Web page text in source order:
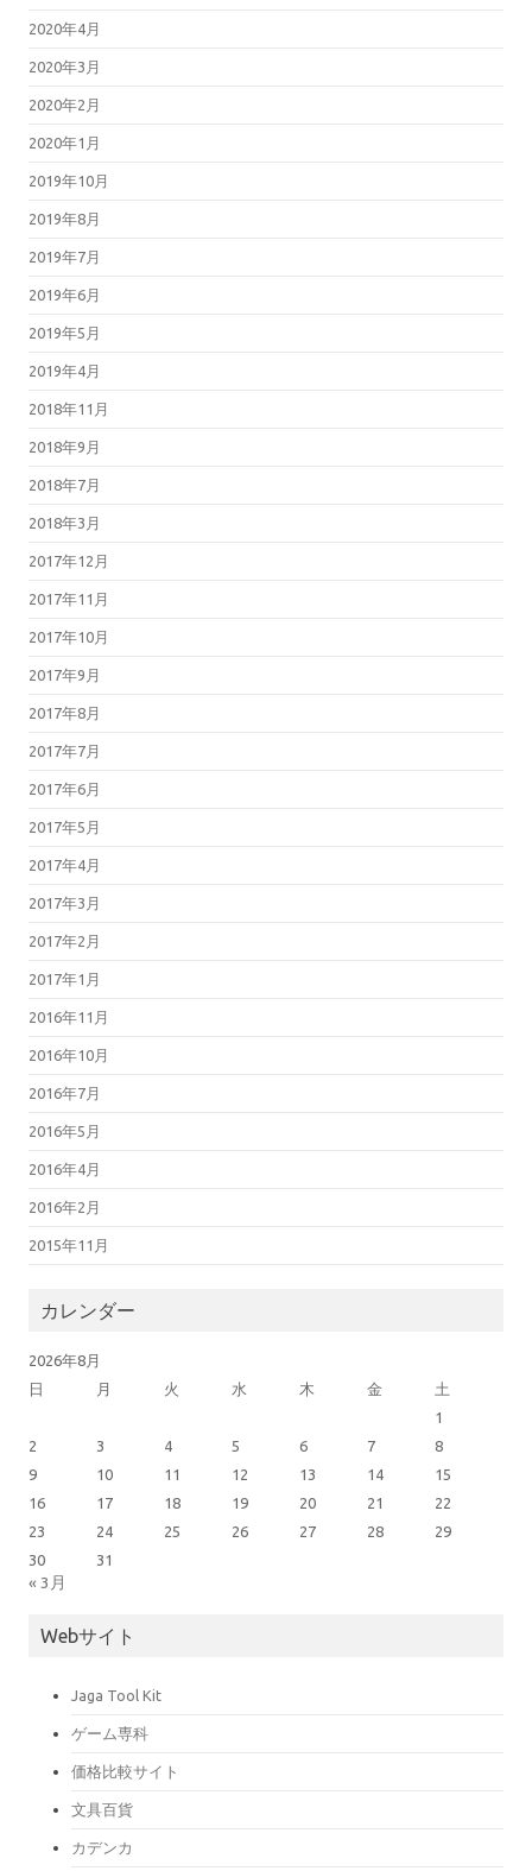
2020年4月
2020年3月
2020年2月
2020年1月
2019年10月
2019年8月
2019年7月
2019年6月
2019年5月
2019年4月
2018年11月
2018年9月
2018年7月
2018年3月
2017年12月
2017年11月
2017年10月
2017年9月
2017年8月
2017年7月
2017年6月
2017年5月
2017年4月
2017年3月
2017年2月
2017年1月
2016年11月
2016年10月
2016年7月
2016年5月
2016年4月
2016年2月
2015年11月
カレンダー
2026年8月
日
月 火 水 木 金
土
1
2
3 4 5 6 7
8
9
10 11 12 13 14
15
16
17 18 19 20 21
22
23
24 25 26 27 28
29
30
31
« 3月
Webサイト
Jaga Tool Kit
ゲーム専科
価格比較サイト
文具百貨
カデンカ